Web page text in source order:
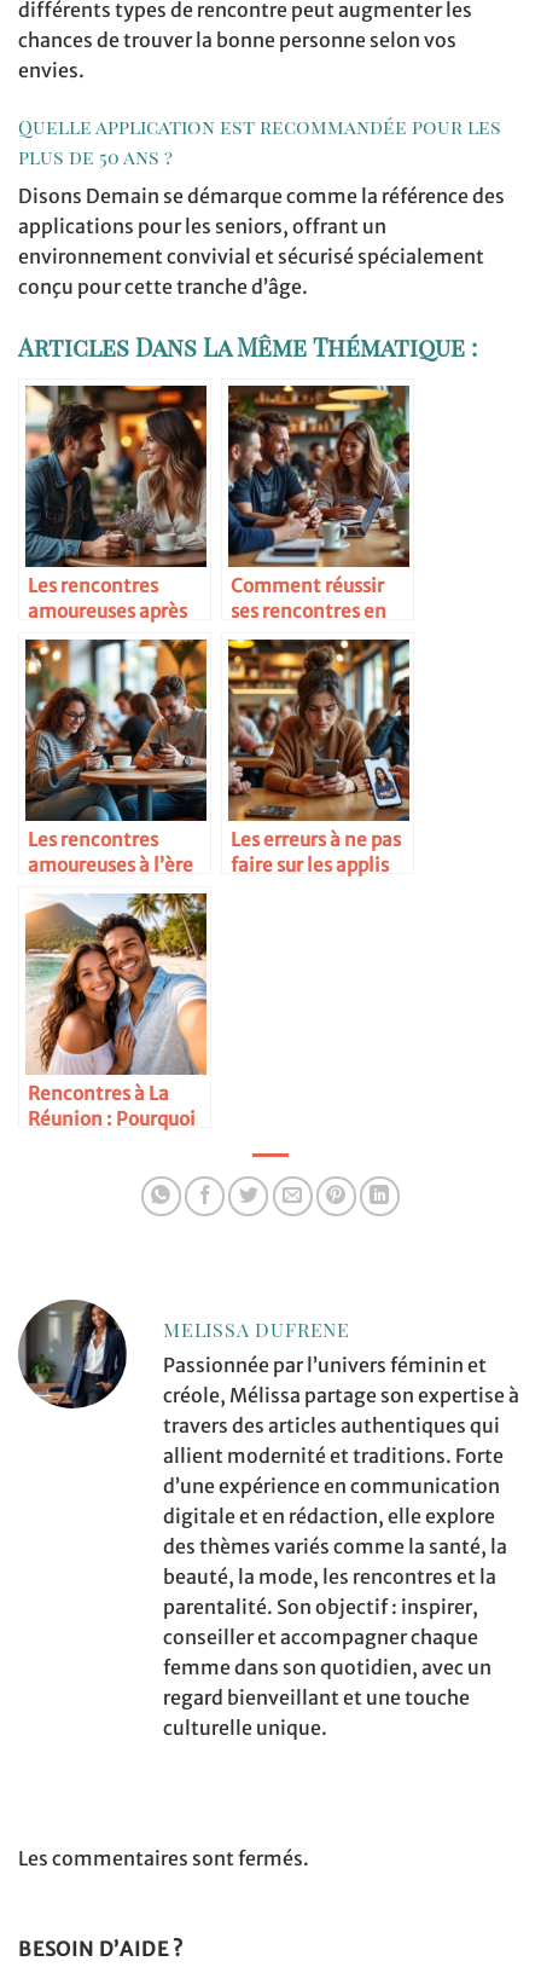
différents types de rencontre peut augmenter les
chances de trouver la bonne personne selon vos
envies.
Quelle application est recommandée pour les
plus de 50 ans ?
Disons Demain se démarque comme la référence des
applications pour les seniors, offrant un
environnement convivial et sécurisé spécialement
conçu pour cette tranche d’âge.
Articles Dans La Même Thématique :
Les rencontres
amoureuses après
30 ans
Comment réussir
ses rencontres en
ligne
Les rencontres
amoureuses à l’ère
numérique
Les erreurs à ne pas
faire sur les applis
Rencontres à La
Réunion : Pourquoi
MELISSA DUFRENE
Passionnée par l’univers féminin et
créole, Mélissa partage son expertise à
travers des articles authentiques qui
allient modernité et traditions. Forte
d’une expérience en communication
digitale et en rédaction, elle explore
des thèmes variés comme la santé, la
beauté, la mode, les rencontres et la
parentalité. Son objectif : inspirer,
conseiller et accompagner chaque
femme dans son quotidien, avec un
regard bienveillant et une touche
culturelle unique.
Les commentaires sont fermés.
BESOIN D’AIDE ?